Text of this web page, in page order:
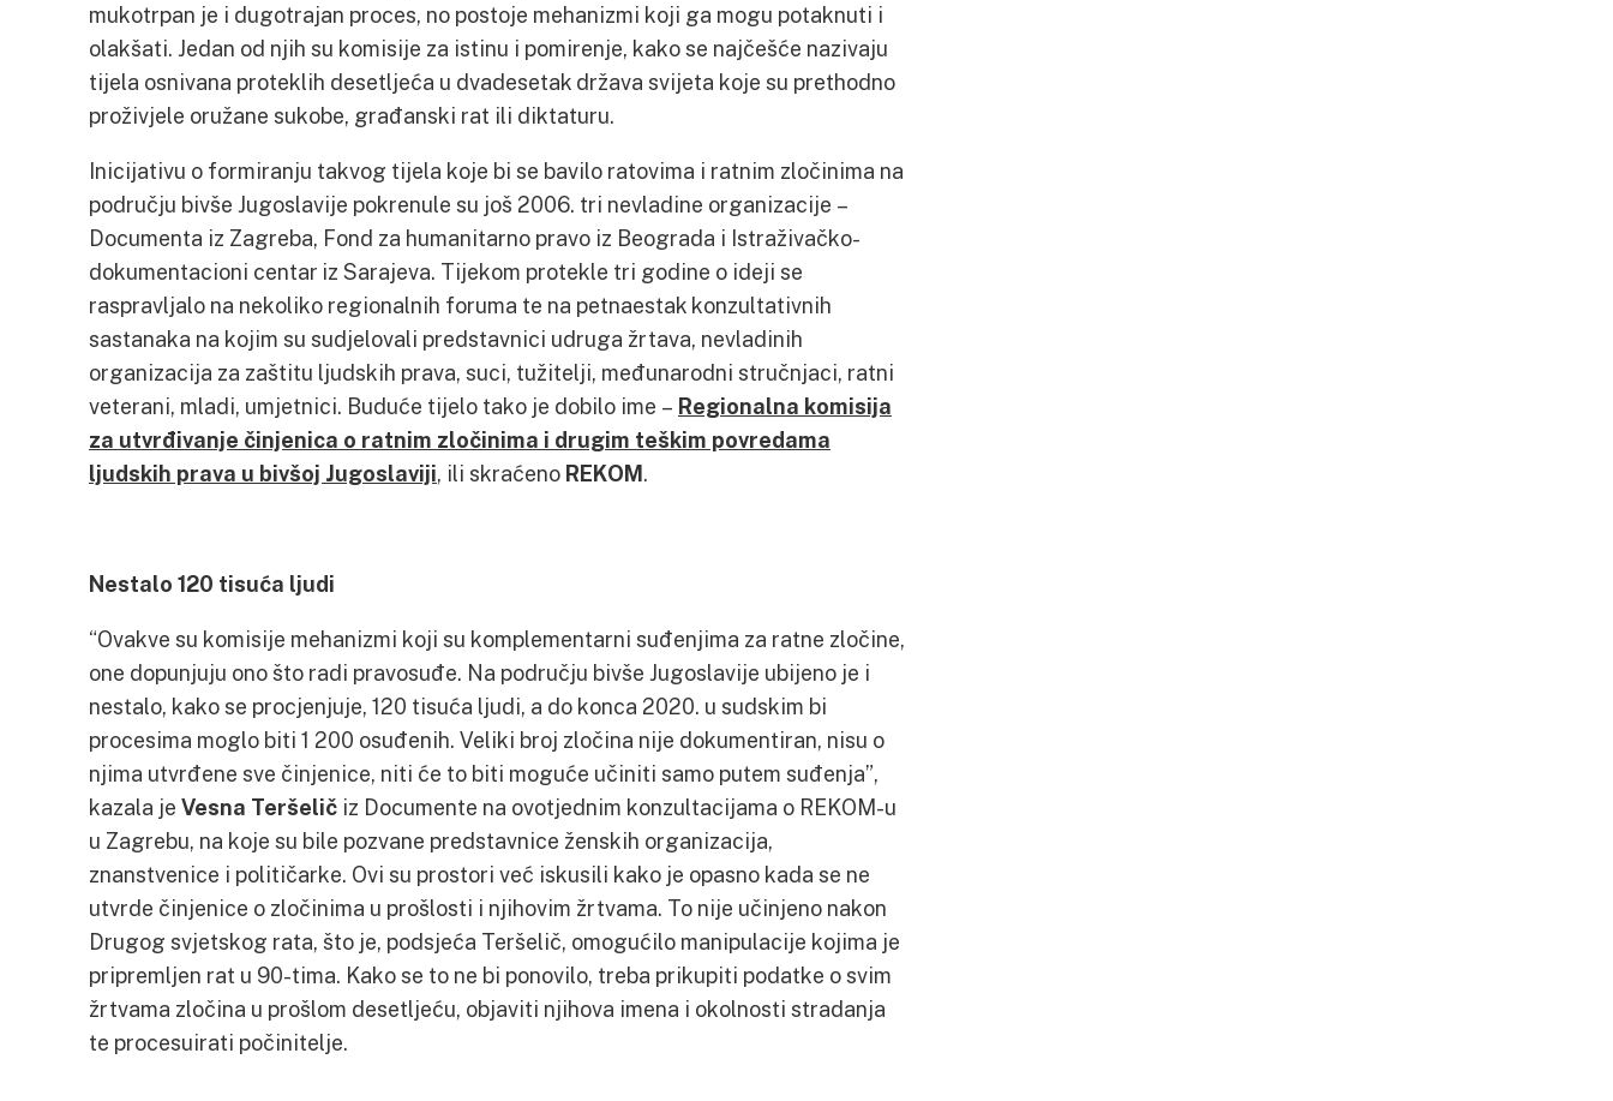
mukotrpan je i dugotrajan proces, no postoje mehanizmi koji ga mogu potaknuti i
olakšati. Jedan od njih su komisije za istinu i pomirenje, kako se najčešće nazivaju
tijela osnivana proteklih desetljeća u dvadesetak država svijeta koje su prethodno
proživjele oružane sukobe, građanski rat ili diktaturu.
Inicijativu o formiranju takvog tijela koje bi se bavilo ratovima i ratnim zločinima na
području bivše Jugoslavije pokrenule su još 2006. tri nevladine organizacije –
Documenta iz Zagreba, Fond za humanitarno pravo iz Beograda i Istraživačko-
dokumentacioni centar iz Sarajeva. Tijekom protekle tri godine o ideji se
raspravljalo na nekoliko regionalnih foruma te na petnaestak konzultativnih
sastanaka na kojim su sudjelovali predstavnici udruga žrtava, nevladinih
organizacija za zaštitu ljudskih prava, suci, tužitelji, međunarodni stručnjaci, ratni
veterani, mladi, umjetnici. Buduće tijelo tako je dobilo ime – Regionalna komisija
za utvrđivanje činjenica o ratnim zločinima i drugim teškim povredama
ljudskih prava u bivšoj Jugoslaviji, ili skraćeno REKOM.
Nestalo 120 tisuća ljudi
“Ovakve su komisije mehanizmi koji su komplementarni suđenjima za ratne zločine,
one dopunjuju ono što radi pravosuđe. Na području bivše Jugoslavije ubijeno je i
nestalo, kako se procjenjuje, 120 tisuća ljudi, a do konca 2020. u sudskim bi
procesima moglo biti 1 200 osuđenih. Veliki broj zločina nije dokumentiran, nisu o
njima utvrđene sve činjenice, niti će to biti moguće učiniti samo putem suđenja”,
kazala je Vesna Teršelič iz Documente na ovotjednim konzultacijama o REKOM-u
u Zagrebu, na koje su bile pozvane predstavnice ženskih organizacija,
znanstvenice i političarke. Ovi su prostori već iskusili kako je opasno kada se ne
utvrde činjenice o zločinima u prošlosti i njihovim žrtvama. To nije učinjeno nakon
Drugog svjetskog rata, što je, podsjeća Teršelič, omogućilo manipulacije kojima je
pripremljen rat u 90-tima. Kako se to ne bi ponovilo, treba prikupiti podatke o svim
žrtvama zločina u prošlom desetljeću, objaviti njihova imena i okolnosti stradanja
te procesuirati počinitelje.